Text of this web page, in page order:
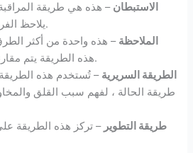
الاستبطان – هذه هي طريقة
يلاحظ الفرد ويحلل مشاعره وأفكاره.
الملاحظة – هذه واحدة من أكثر
هذه الطريقة يتم مقارنة الفرد بشخص آخر غيره.
الطريقة السريرية – تُستخدم هذه
طريقة الحالة ، لفهم سبب القلق
طريقة التطوير – تركز هذه الطريقة